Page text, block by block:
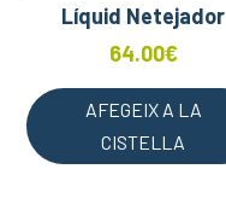
Líquid Netejador
64.00€
AFEGEIX A LA
CISTELLA